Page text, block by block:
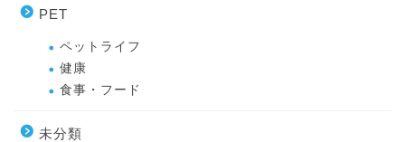
PET
ペットライフ
健康
食事・フード
未分類